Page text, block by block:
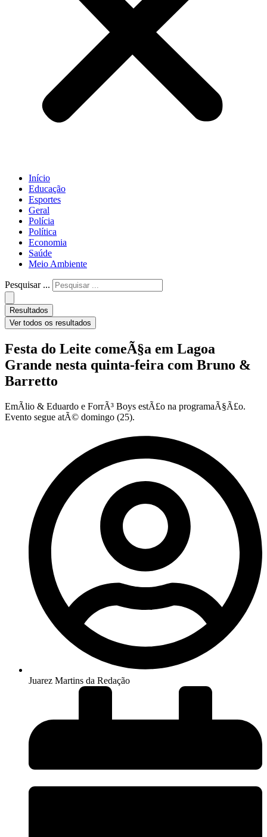
Início
Educação
Esportes
Geral
Polícia
Política
Economia
Saúde
Meio Ambiente
Pesquisar ...
Resultados
Ver todos os resultados
Festa do Leite comeÃ§a em Lagoa
Grande nesta quinta-feira com Bruno &
Barretto
EmÃ­lio & Eduardo e ForrÃ³ Boys estÃ£o na programaÃ§Ã£o.
Evento segue atÃ© domingo (25).
Juarez Martins da Redação